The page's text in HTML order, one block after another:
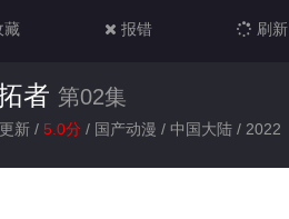
报错 刷新
者 第02集
新 / 5.0分 / 国产动漫 / 中国大陆 / 2022